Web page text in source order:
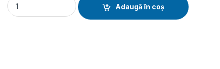
Adaugă în coș